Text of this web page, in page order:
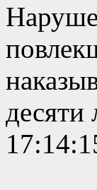
десяти